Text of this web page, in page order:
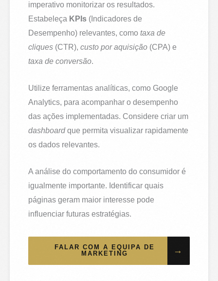
imperativo monitorizar os resultados.
Estabeleça KPIs (Indicadores de
Desempenho) relevantes, comotaxa de
cliques (CTR),custo por aquisição (CPA) e
taxa de conversão.
Utilize ferramentas analíticas, como Google
Analytics, para acompanhar o desempenho
das ações implementadas. Considere criar um
dashboardque permita visualizar rapidamente
os dados relevantes.
A análise do comportamento do consumidor é
igualmente importante. Identificar quais
páginas geram maior interesse pode
influenciar futuras estratégias.
FALAR COM A EQUIPA DE
MARKETING
→